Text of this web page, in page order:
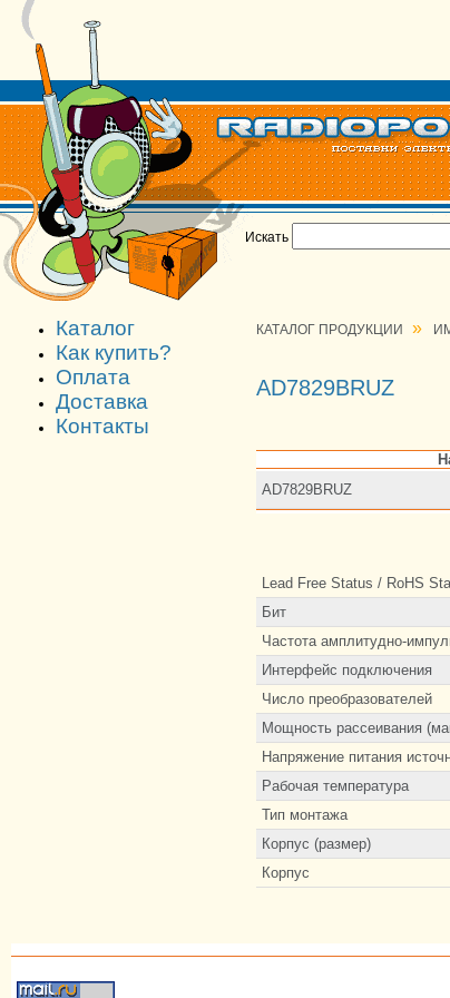
Искать
Каталог
Как купить?
Оплата
Доставка
Контакты
КАТАЛОГ ПРОДУКЦИИ »
AD7829BRUZ
AD7829BRUZ
Lead Free Status / RoHS
Бит
Частота амплитудно-
Интерфейс подключения
Число преобразователей
Мощность рассеивания
Напряжение питания
Рабочая температура
Тип монтажа
Корпус (размер)
Корпус